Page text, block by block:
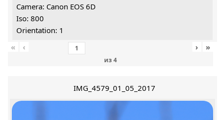
Camera: Canon EOS 6D
Iso: 800
Orientation: 1
«
‹
из 4
› »
IMG_4579_01_05_2017